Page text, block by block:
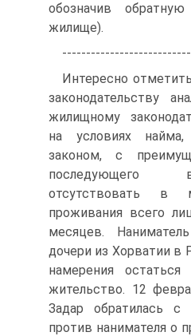
обозначив
жилище).
Интересно
законодательству
жилищному
на условиях
законом, с
последующего
отсутствовать в
проживания всего
месяцев.
дочери из Хорватии в
намерения
жительство. 12
Задар обратилась с
против нанимателя о